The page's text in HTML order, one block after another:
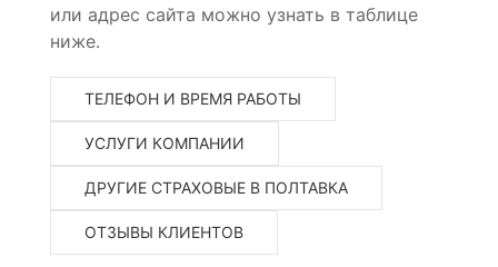
или адрес сайта можно узнать в таблице
ниже.
ТЕЛЕФОН И ВРЕМЯ РАБОТЫ
УСЛУГИ КОМПАНИИ
ДРУГИЕ СТРАХОВЫЕ В ПОЛТАВКА
ОТЗЫВЫ КЛИЕНТОВ